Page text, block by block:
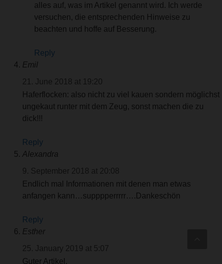
alles auf, was im Artikel genannt wird. Ich werde
versuchen, die entsprechenden Hinweise zu
beachten und hoffe auf Besserung.
Reply
Emil
21. June 2018 at 19:20
Haferflocken: also nicht zu viel kauen sondern möglichst
ungekaut runter mit dem Zeug, sonst machen die zu
dick!!!
Reply
Alexandra
9. September 2018 at 20:08
Endlich mal Informationen mit denen man etwas
anfangen kann…supppperrrrr….Dankeschön
Reply
Esther
25. January 2019 at 5:07
Guter Artikel.